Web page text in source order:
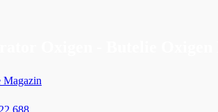
Magazin
688